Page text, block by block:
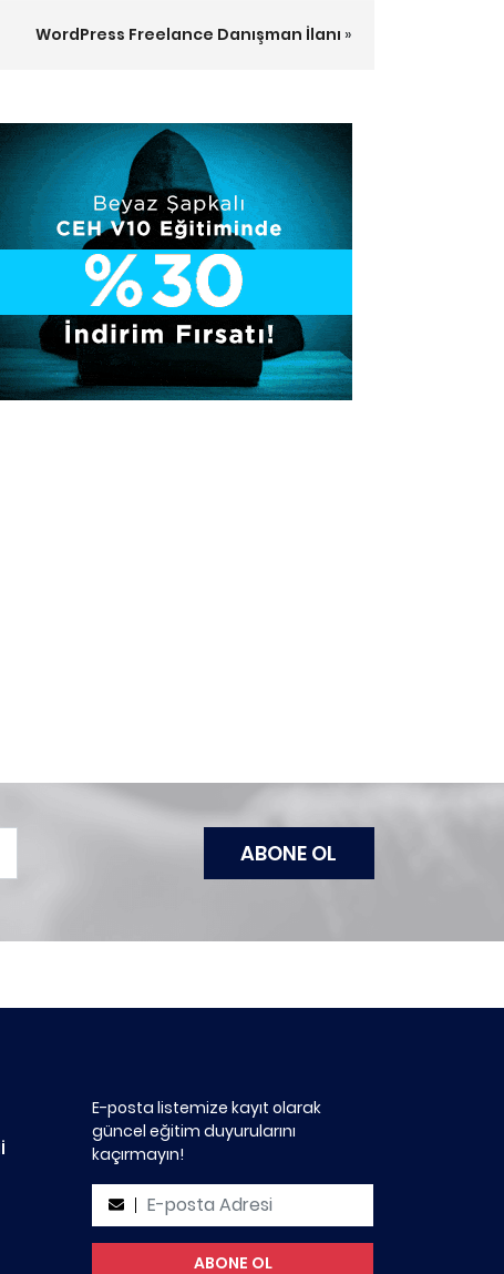
WordPress Freelance Danışman İlanı »
E-posta listemize kayıt olarak
güncel eğitim duyurularını
kaçırmayın!